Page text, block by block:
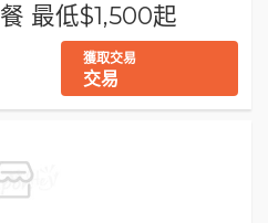
最低$1,500起
獲取交易
交易